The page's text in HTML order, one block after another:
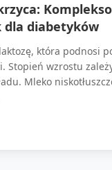
dla diabetyków
która podnosi
Stopień wzrostu
Mleko